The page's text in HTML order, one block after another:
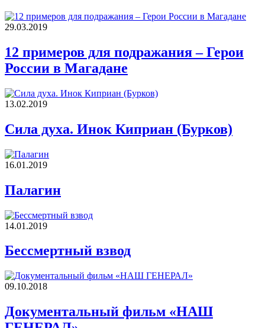
29.03.2019
12 примеров для подражания – Герои
России в Магадане
13.02.2019
Сила духа. Инок Киприан (Бурков)
16.01.2019
Палагин
14.01.2019
Бессмертный взвод
09.10.2018
Документальный фильм «НАШ